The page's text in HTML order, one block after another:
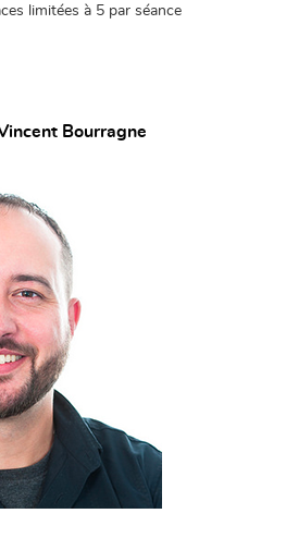
limitées à 5 par séance
Bourragne